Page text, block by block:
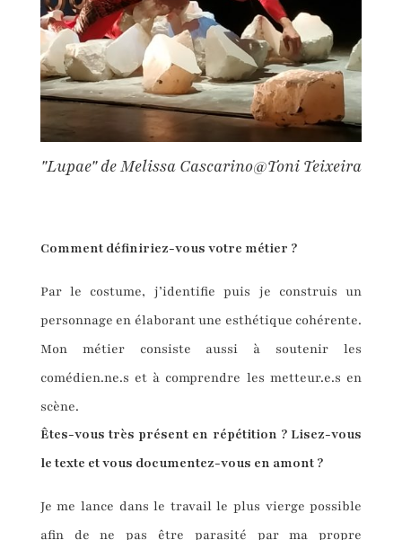
"Lupae" de Melissa Cascarino@Toni Teixeira
Comment définiriez-vous votre métier ?
Par le costume, j’identifie puis je construis un
personnage en élaborant une esthétique cohérente.
Mon métier consiste aussi à soutenir les
comédien.ne.s et à comprendre les metteur.e.s en
scène.
Êtes-vous très présent en répétition ? Lisez-vous
le texte et vous documentez-vous en amont ?
Je me lance dans le travail le plus vierge possible
afin de ne pas être parasité par ma propre